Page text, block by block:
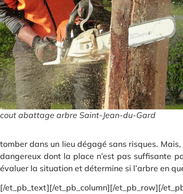
cout abattage arbre Saint-Jean-du-Gard
tomber dans un lieu dégagé sans risques.
dangereux dont la place n’est pas suffisante
évaluer la situation et détermine si l’arbre en
[/et_pb_text][/et_pb_column][/et_pb_row][/